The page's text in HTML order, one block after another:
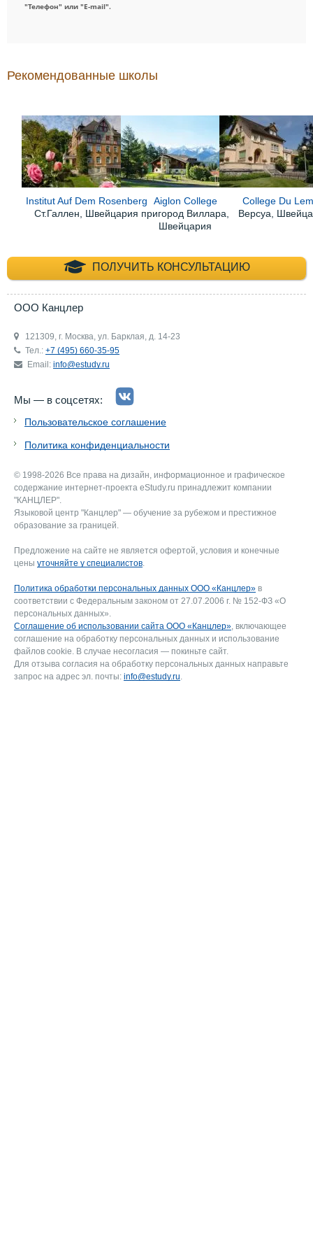
"Телефон" или "E-mail".
Рекомендованные школы
Institut Auf Dem Rosenberg
Ст.Галлен, Швейцария
Aiglon College
пригород Виллара,
Швейцария
College Du
Версуа,
ПОЛУЧИТЬ КОНСУЛЬТАЦИЮ
+7 (495) 660-35-
ООО Канцлер
121309, г. Москва, ул. Барклая, д. 14-23
Тел.: +7 (495) 660-35-95
Email: info@estudy.ru
Мы — в соцсетях:
Пользовательское соглашение
Политика конфиденциальности
© 1998-2026 Все права на дизайн, информационное и графическое
содержание интернет-проекта eStudy.ru принадлежит компании
"КАНЦЛЕР".
Языковой центр "Канцлер" — обучение за рубежом и престижное
образование за границей.
Предложение на сайте не является офертой, условия и конечные
цены уточняйте у специалистов.
Политика обработки персональных данных ООО «Канцлер» в
соответствии с Федеральным законом от 27.07.2006 г. № 152-ФЗ «О
персональных данных».
Соглашение об использовании сайта ООО «Канцлер», включающее
соглашение на обработку персональных данных и использование
файлов cookie. В случае несогласия — покиньте сайт.
Для отзыва согласия на обработку персональных данных направьте
запрос на адрес эл. почты: info@estudy.ru.